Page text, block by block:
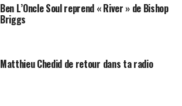
Ben L’Oncle Soul reprend « River » de Bishop
Briggs
Matthieu Chedid de retour dans ta radio